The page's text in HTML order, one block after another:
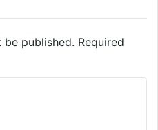
be published. Required